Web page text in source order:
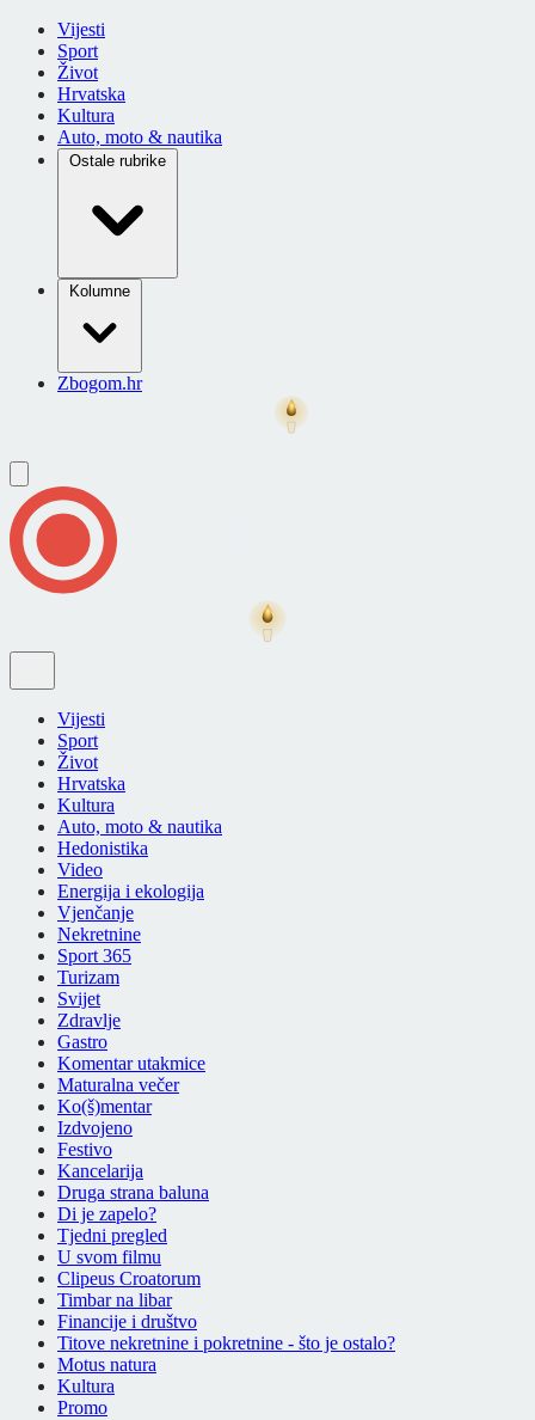
Vijesti
Sport
Život
Hrvatska
Kultura
Auto, moto & nautika
Ostale rubrike
Kolumne
Zbogom.hr
Vijesti
Sport
Život
Hrvatska
Kultura
Auto, moto & nautika
Hedonistika
Video
Energija i ekologija
Vjenčanje
Nekretnine
Sport 365
Turizam
Svijet
Zdravlje
Gastro
Komentar utakmice
Maturalna večer
Ko(š)mentar
Izdvojeno
Festivo
Kancelarija
Druga strana baluna
Di je zapelo?
Tjedni pregled
U svom filmu
Clipeus Croatorum
Timbar na libar
Financije i društvo
Titove nekretnine i pokretnine - što je ostalo?
Motus natura
Kultura
Promo